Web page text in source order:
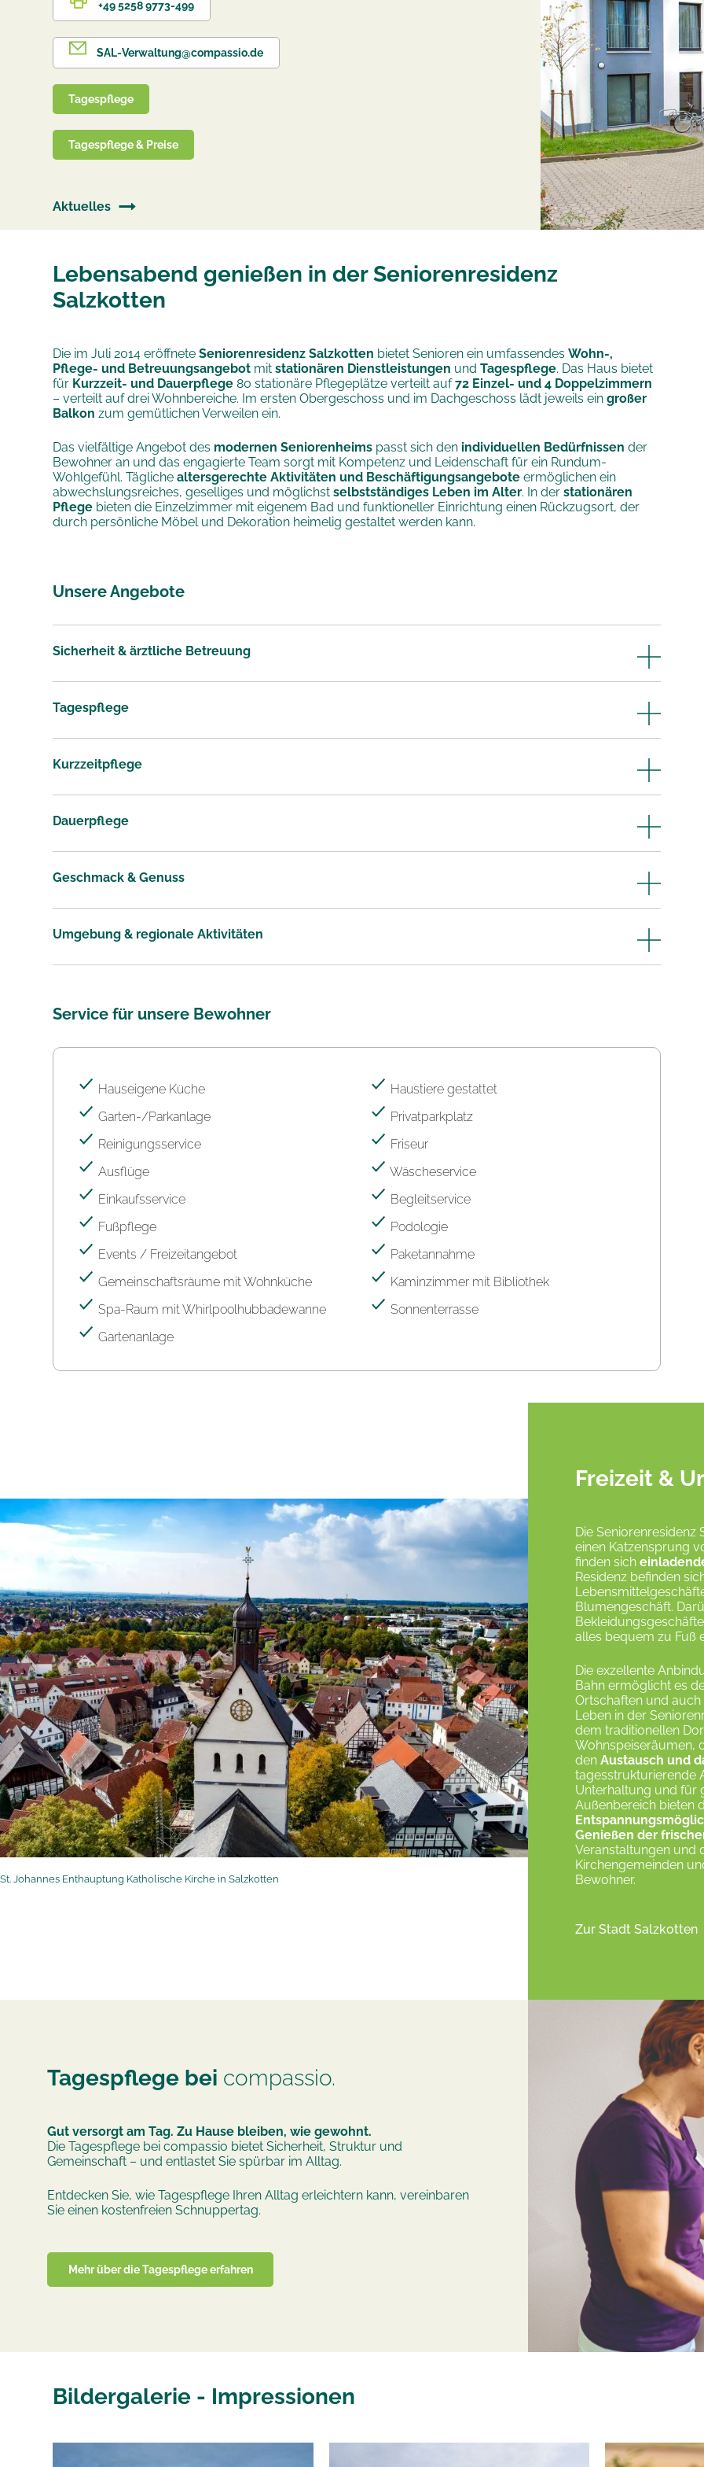
+49 5258 9773-499
SAL-Verwaltung@compassio.de
Tagespflege
Tagespflege & Preise
Aktuelles
Lebensabend genießen in der Seniorenresidenz
Salzkotten
Die im Juli 2014 eröffneteSeniorenresidenz Salzkotten bietet Senioren ein umfassendesWohn-,
Pflege- und Betreuungsangebot mitstationären Dienstleistungen undTagespflege. Das Haus bietet
für Kurzzeit- und Dauerpflege 80 stationäre Pflegeplätze verteilt auf72 Einzel- und 4 Doppelzimmern
– verteilt auf drei Wohnbereiche. Im ersten Obergeschoss und im Dachgeschoss lädt jeweils eingroßer
Balkon zum gemütlichen Verweilen ein.
Das vielfältige Angebot des modernen Seniorenheims passt sich den individuellen Bedürfnissen der
Bewohner an und das engagierte Team sorgt mit Kompetenz und Leidenschaft für ein Rundum-
Wohlgefühl. Täglichealtersgerechte Aktivitäten und Beschäftigungsangebote ermöglichen ein
abwechslungsreiches, geselliges und möglichst selbstständiges Leben im Alter. In der stationären
Pflege bieten die Einzelzimmer mit eigenem Bad und funktioneller Einrichtung einen Rückzugsort, der
durch persönliche Möbel und Dekoration heimelig gestaltet werden kann.
Unsere Angebote
Sicherheit & ärztliche Betreuung
Tagespflege
Kurzzeitpflege
Dauerpflege
Geschmack & Genuss
Umgebung & regionale Aktivitäten
Service für unsere Bewohner
Hauseigene Küche
Haustiere gestattet
Garten-/Parkanlage
Privatparkplatz
Reinigungsservice
Friseur
Ausflüge
Wäscheservice
Einkaufsservice
Begleitservice
Fußpflege
Podologie
Events / Freizeitangebot
Paketannahme
Gemeinschaftsräume mit Wohnküche
Kaminzimmer mit Bibliothek
Spa-Raum mit Whirlpoolhubbadewanne
Sonnenterrasse
Gartenanlage
Freizeit &
Die Seniorenresidenz
einen Katzensprung
finden sich
Residenz befinden
Blumengeschäft.
alles bequem zu Fuß
Die exzellente
Bahn ermöglicht es
Ortschaften und
Leben in der
dem traditionellen
Wohnspeiseräumen,
den Austausch und
tagesstrukturierende
Unterhaltung und für
Außenbereich bieten
Genießen der
Veranstaltungen und
Kirchengemeinden
Bewohner.
Zur Stadt Salzkotten
St. Johannes Enthauptung Katholische Kirche in Salzkotten
Tagespflege bei compassio.
Gut versorgt am Tag. Zu Hause bleiben, wie gewohnt.
Die Tagespflege bei compassio bietet Sicherheit, Struktur und
Gemeinschaft – und entlastet Sie spürbar im Alltag.
Entdecken Sie, wie Tagespflege Ihren Alltag erleichtern kann, vereinbaren
Sie einen kostenfreien Schnuppertag.
Mehr über die Tagespflege erfahren
Bildergalerie - Impressionen